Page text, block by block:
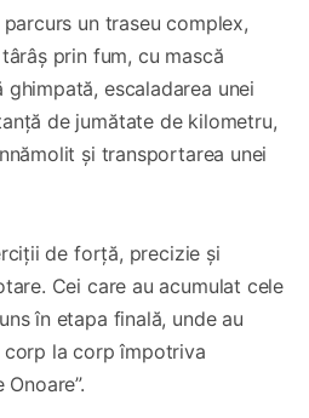
un traseu complex,
prin fum, cu mască
escaladarea unei
de jumătate de kilometru,
și transportarea unei
de forță, precizie și
Cei care au acumulat cele
în etapa finală, unde au
la corp împotriva